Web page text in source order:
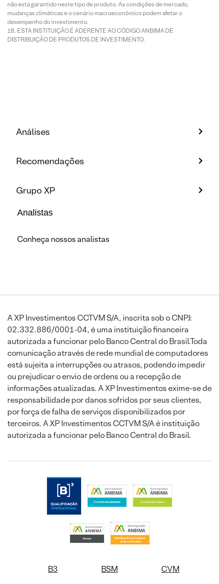
não está garantido neste tipo de produto. As condições de mercado,
mudanças climáticas e o cenário macroeconômico podem afetar o
desempenho do investimento.
ESTA INSTITUIÇÃO É ADERENTE AO CÓDIGO ANBIMA DE
DISTRIBUIÇÃO DE PRODUTOS DE INVESTIMENTO.
Análises
Recomendações
Grupo XP
Analistas
Conheça nossos analistas
A XP Investimentos CCTVM S/A, inscrita sob o CNPJ:
02.332.886/0001-04, é uma instituição financeira
autorizada a funcionar pelo Banco Central do Brasil.Toda
comunicação através de rede mundial de computadores
está sujeita a interrupções ou atrasos, podendo impedir
ou prejudicar o envio de ordens ou a recepção de
informações atualizadas. A XP Investimentos exime-se de
responsabilidade por danos sofridos por seus clientes,
por força de falha de serviços disponibilizados por
terceiros. A XP Investimentos CCTVM S/A é instituição
autorizada a funcionar pelo Banco Central do Brasil.
B3 BSM
CVM